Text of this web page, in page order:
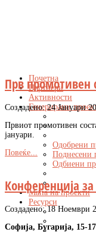
Почетна
Партнери
Активности
Генерирани
Одобрени
Поднесени
Одбиени
Мапа на проекти
Ресурси
Прв промотивен
Создадено: 24 Јануари
Првиот промотивен
јануари.
Повеќе...
Конференција
Создадено: 18 Ноември
Софија, Бугарија, 15-